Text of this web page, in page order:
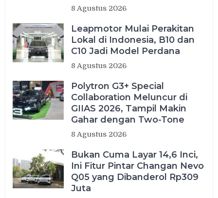
8 Agustus 2026
Leapmotor Mulai Perakitan
Lokal di Indonesia, B10 dan
C10 Jadi Model Perdana
8 Agustus 2026
Polytron G3+ Special
Collaboration Meluncur di
GIIAS 2026, Tampil Makin
Gahar dengan Two-Tone
8 Agustus 2026
Bukan Cuma Layar 14,6 Inci,
Ini Fitur Pintar Changan Nevo
Q05 yang Dibanderol Rp309
Juta